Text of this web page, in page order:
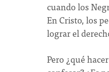
cuando los
En Cristo, los
lograr el
Pero ¿qué